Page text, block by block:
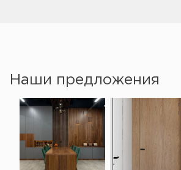
Наши предложения